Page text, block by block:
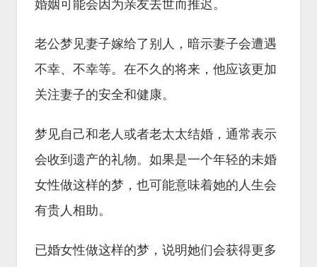
婚姻可能会因为亲友去世而推迟。
老公梦见妻子嫁给了别人，暗示妻子会遭遇
不幸、不幸等。在不久的将来，他应该更加
关注妻子的安全和健康。
梦见自己和老人或者老太太结婚，通常表示
会收到遗产的礼物。如果是一个年轻的未婚
女性做这样的梦，也可能意味着她的人生会
有贵人相助。
已婚女性做这样的梦，说明她们会获得更多